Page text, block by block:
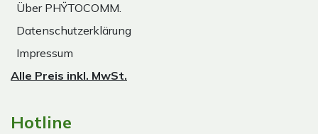
Über PHŸTOCOMM.
Datenschutzerklärung
Impressum
Alle Preis inkl. MwSt.
Hotline